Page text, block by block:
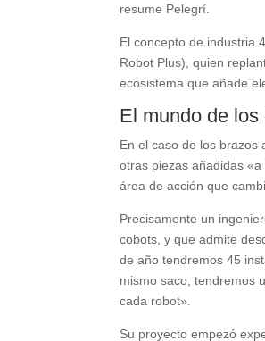
resume Pelegrí.
El concepto de industria
Robot Plus), quien
ecosistema que añade
El mundo de los
En el caso de los brazos
otras piezas añadidas
área de acción que
Precisamente un
cobots, y que admite
de año tendremos 45
mismo saco, tendremos
cada robot».
Su proyecto empezó